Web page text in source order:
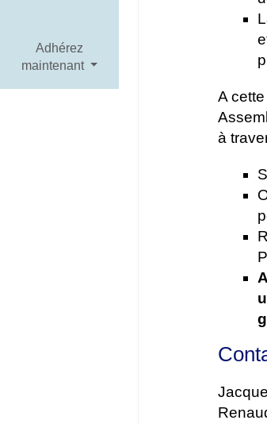
Adhérez
maintenant
A
à